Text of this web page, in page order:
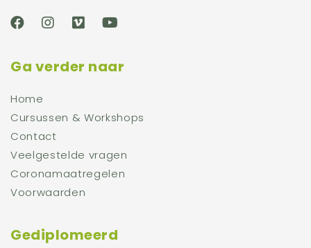
Ga verder naar
Home
Cursussen & Workshops
Contact
Veelgestelde vragen
Coronamaatregelen
Voorwaarden
Gediplomeerd